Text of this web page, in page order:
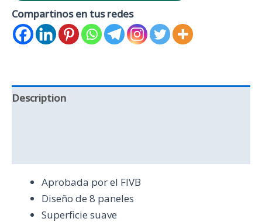
Compartinos en tus redes
Description
Aprobada por el FIVB
Diseño de 8 paneles
Superficie suave